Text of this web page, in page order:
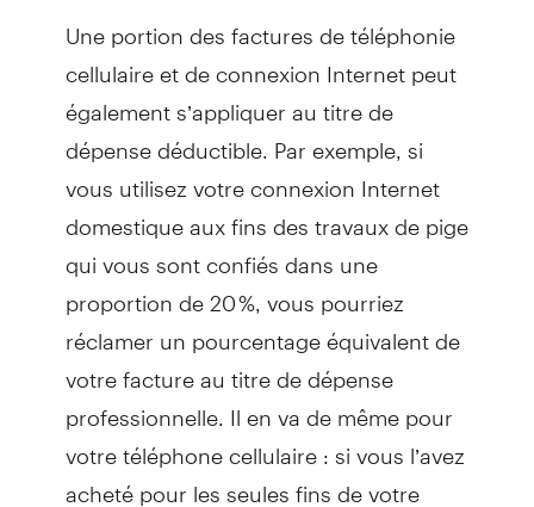
Une portion des factures de téléphonie
cellulaire et de connexion Internet peut
également s’appliquer au titre de
dépense déductible. Par exemple, si
vous utilisez votre connexion Internet
domestique aux fins des travaux de pige
qui vous sont confiés dans une
proportion de 20 %, vous pourriez
réclamer un pourcentage équivalent de
votre facture au titre de dépense
professionnelle. Il en va de même pour
votre téléphone cellulaire : si vous l’avez
acheté pour les seules fins de votre